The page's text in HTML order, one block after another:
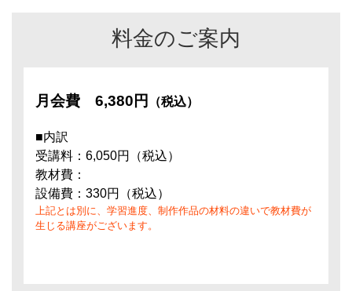
料金のご案内
月会費 6,380円 （税込）
■内訳
受講料：6,050円（税込）
教材費：
設備費：330円（税込）
上記とは別に、学習進度、制作作品の材料の違いで教材費が
生じる講座がございます。